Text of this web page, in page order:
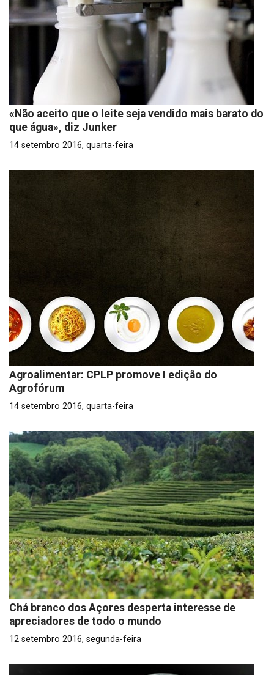
«Não aceito que o leite seja vendido mais barato do
que água», diz Junker
14 setembro 2016, quarta-feira
Agroalimentar: CPLP promove I edição do
Agrofórum
14 setembro 2016, quarta-feira
Chá branco dos Açores desperta interesse de
apreciadores de todo o mundo
12 setembro 2016, segunda-feira